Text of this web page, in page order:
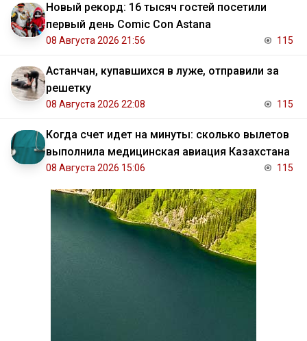
Новый рекорд: 16 тысяч гостей посетили
первый день Comic Con Astana
08 Августа 2026 21:56 115
Астанчан, купавшихся в луже, отправили за
решетку
08 Августа 2026 22:08 115
Когда счет идет на минуты: сколько вылетов
выполнила медицинская авиация Казахстана
08 Августа 2026 15:06 115